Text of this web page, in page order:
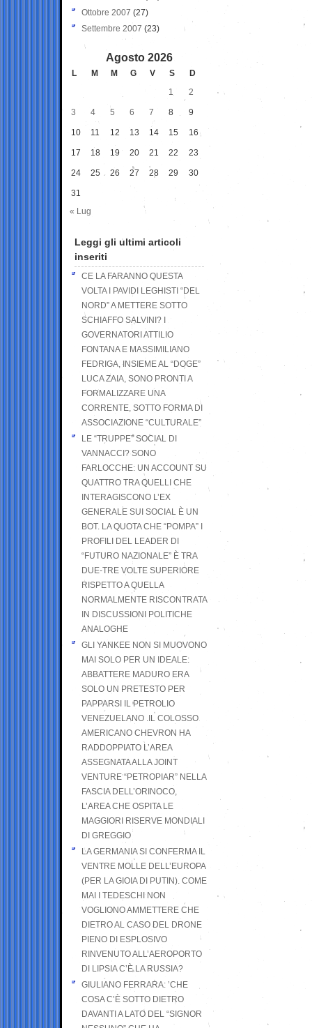
Ottobre 2007 (27)
Settembre 2007 (23)
Agosto 2026
L M M G V S
D
1
2
3 4 5 6 7 8 9
10 11 12 13 14 15 16
17 18 19 20 21 22 23
24 25 26 27 28 29 30
31
« Lug
Leggi gli ultimi articoli
inseriti
CE LA FARANNO QUESTA
VOLTA I PAVIDI LEGHISTI “DEL
NORD” A METTERE SOTTO
SCHIAFFO SALVINI? I
GOVERNATORI ATTILIO
FONTANA E MASSIMILIANO
FEDRIGA, INSIEME AL “DOGE”
LUCA ZAIA, SONO PRONTI A
FORMALIZZARE UNA
CORRENTE, SOTTO FORMA DI
ASSOCIAZIONE “CULTURALE”
LE “TRUPPE” SOCIAL DI
VANNACCI? SONO
FARLOCCHE: UN ACCOUNT SU
QUATTRO TRA QUELLI CHE
INTERAGISCONO L’EX
GENERALE SUI SOCIAL È UN
BOT. LA QUOTA CHE “POMPA” I
PROFILI DEL LEADER DI
“FUTURO NAZIONALE” È TRA
DUE-TRE VOLTE SUPERIORE
RISPETTO A QUELLA
NORMALMENTE RISCONTRATA
IN DISCUSSIONI POLITICHE
ANALOGHE
GLI YANKEE NON SI MUOVONO
MAI SOLO PER UN IDEALE:
ABBATTERE MADURO ERA
SOLO UN PRETESTO PER
PAPPARSI IL PETROLIO
VENEZUELANO .IL COLOSSO
AMERICANO CHEVRON HA
RADDOPPIATO L’AREA
ASSEGNATA ALLA JOINT
VENTURE “PETROPIAR” NELLA
FASCIA DELL’ORINOCO,
L’AREA CHE OSPITA LE
MAGGIORI RISERVE MONDIALI
DI GREGGIO
LA GERMANIA SI CONFERMA IL
VENTRE MOLLE DELL’EUROPA
(PER LA GIOIA DI PUTIN). COME
MAI I TEDESCHI NON
VOGLIONO AMMETTERE CHE
DIETRO AL CASO DEL DRONE
PIENO DI ESPLOSIVO
RINVENUTO ALL’AEROPORTO
DI LIPSIA C’È LA RUSSIA?
GIULIANO FERRARA: ’CHE
COSA C’È SOTTO DIETRO
DAVANTI A LATO DEL “SIGNOR